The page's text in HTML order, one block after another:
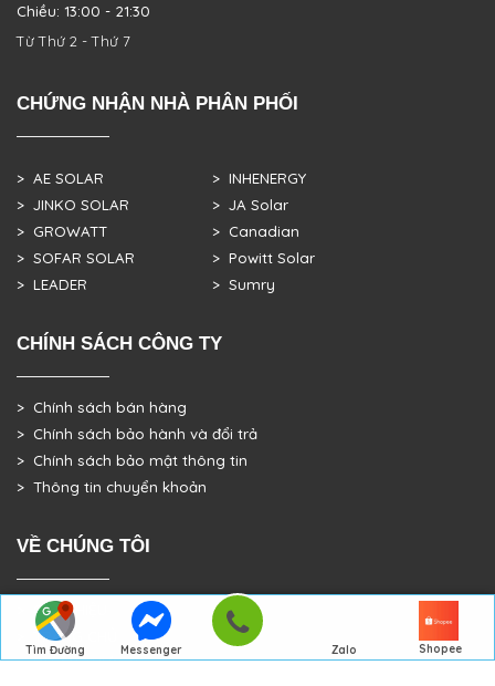
Tìm Đường
Messenger
Zalo Shopee
Chiều: 13:00 - 21:30
Từ Thứ 2 - Thứ 7
CHỨNG NHẬN NHÀ PHÂN PHỐI
> AE SOLAR
> JINKO SOLAR
> GROWATT
> SOFAR SOLAR
> LEADER
> INHENERGY
> JA Solar
> Canadian
> Powitt Solar
> Sumry
CHÍNH SÁCH CÔNG TY
> Chính sách bán hàng
> Chính sách bảo hành và đổi trả
> Chính sách bảo mật thông tin
> Thông tin chuyển khoản
VỀ CHÚNG TÔI
> GIỚI THIỆU
> TRANG CHỦ
> DỰ ÁN THỰC TẾ